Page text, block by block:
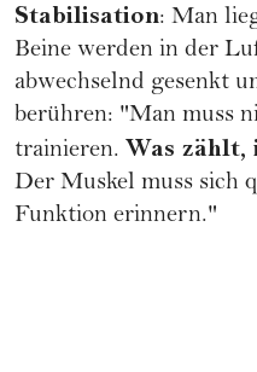
Stabilisation: Man
Beine werden in der
abwechselnd gesenkt
berühren: "Man muss
trainieren. Was zählt,
Der Muskel muss sich
Funktion erinnern."